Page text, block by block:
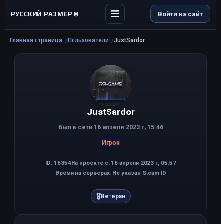
РУССКИЙ РАЗМЕР © Войти на сайт
Главная страница Пользователи JustSardor
JustSardor
Был в сети 16 апреля 2023 г, 15:46
Игрок
ID: 16354На проекте с: 16 апреля 2023 г, 05:57
Время на серверах: Не указан Steam ID
🎖Ветеран